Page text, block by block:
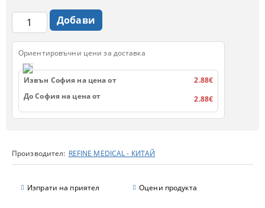
Производител: REFINE MEDICAL - КИТАЙ
Изпрати на приятел Оцени продукта
Ориентировъчни цени за доставка
Извън София на цена от
2.88€
До София на цена от
2.88€